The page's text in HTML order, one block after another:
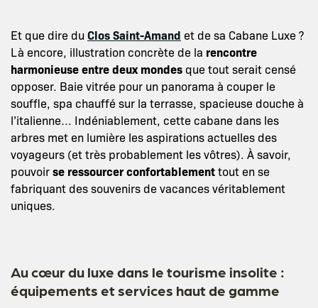
Et que dire du Clos Saint-Amand et de sa Cabane Luxe ?
Là encore, illustration concrète de la rencontre
harmonieuse entre deux mondes que tout serait censé
opposer. Baie vitrée pour un panorama à couper le
souffle, spa chauffé sur la terrasse, spacieuse douche à
l’italienne… Indéniablement, cette cabane dans les
arbres met en lumière les aspirations actuelles des
voyageurs (et très probablement les vôtres). À savoir,
pouvoirse ressourcer confortablementtout en se
fabriquant des souvenirs de vacances véritablement
uniques.
Au cœur du luxe dans le tourisme insolite :
équipements et services haut de gamme